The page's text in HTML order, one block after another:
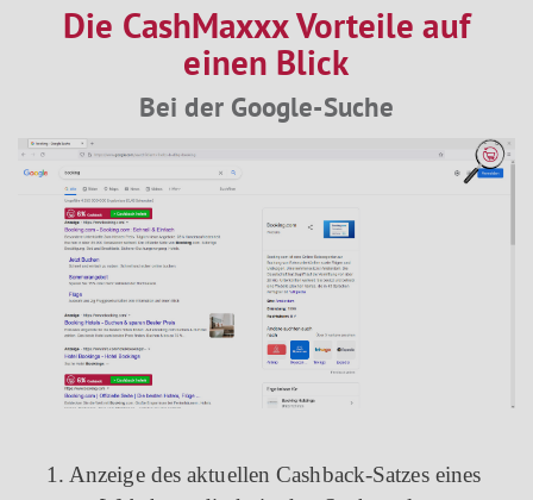
Die CashMaxxx Vorteile auf
einen Blick
Bei der Google-Suche
1. Anzeige des aktuellen Cashback-Satzes eines